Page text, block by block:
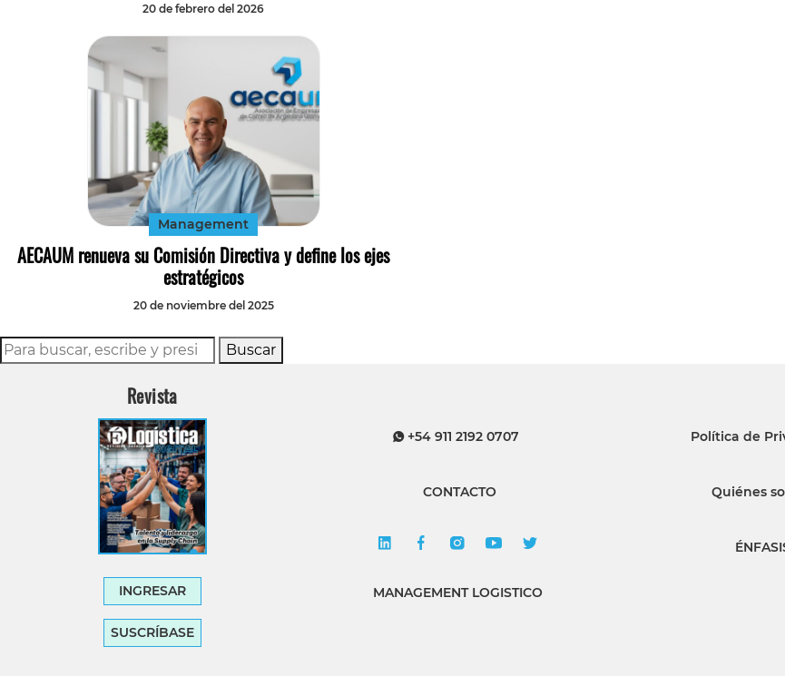
20 de febrero del 2026
Management
AECAUM renueva su Comisión Directiva y define los ejes
estratégicos
20 de noviembre del 2025
Buscar
Revista
INGRESAR
SUSCRÍBASE
+54 911 2192 0707
CONTACTO
MANAGEMENT LOGISTICO
Política de
Quiénes